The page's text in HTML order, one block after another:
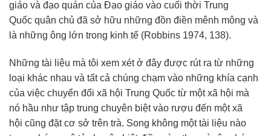
giáo và đạo quán của Đạo giáo vào cuối thời Trung
Quốc quân chủ đã sở hữu những đồn điền mênh mông và
là những ông lớn trong kinh tế (Robbins 1974, 138).
Những tài liệu mà tôi xem xétở đây được rút ra từ những
loại khác nhau và tất cả chúng chạm vào những khía cạnh
của việc chuyển đổi xã hội Trung Quốc từ mộtxã hội mà
nó hầu như tập trung chuyên biệt vào rượu đến mộtxã
hội cũng đặt cơ sở trên trà. Song không mộttài liệu nào